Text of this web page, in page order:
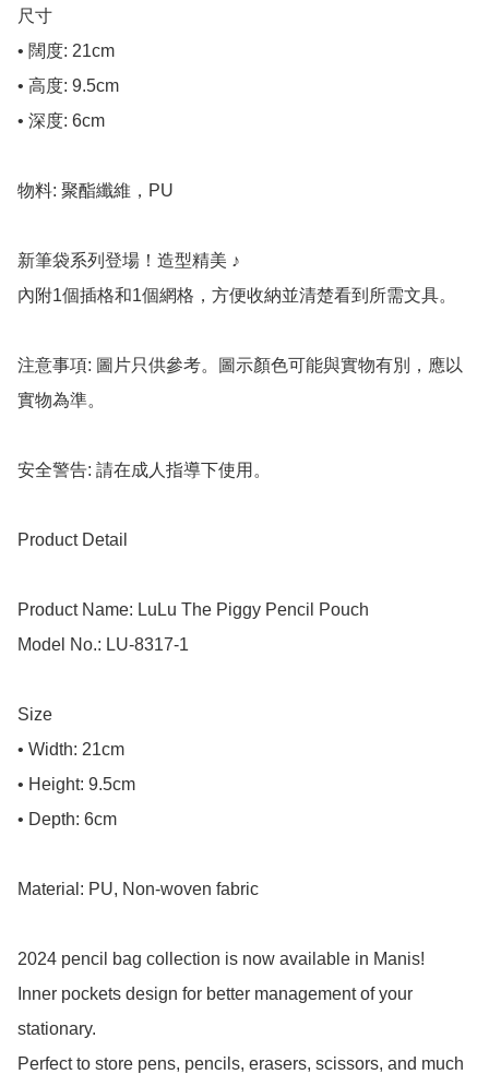
尺寸
• 闊度: 21cm
• 高度: 9.5cm
• 深度: 6cm
物料: 聚酯纖維，PU
新筆袋系列登場！造型精美 ♪
內附1個插格和1個網格，方便收納並清楚看到所需文具。
注意事項: 圖片只供參考。圖示顏色可能與實物有別，應以
實物為準。
安全警告: 請在成人指導下使用。
Product Detail
Product Name: LuLu The Piggy Pencil Pouch
Model No.: LU-8317-1
Size
• Width: 21cm
• Height: 9.5cm
• Depth: 6cm
Material: PU, Non-woven fabric
2024 pencil bag collection is now available in Manis!
Inner pockets design for better management of your
stationary.
Perfect to store pens, pencils, erasers, scissors, and much